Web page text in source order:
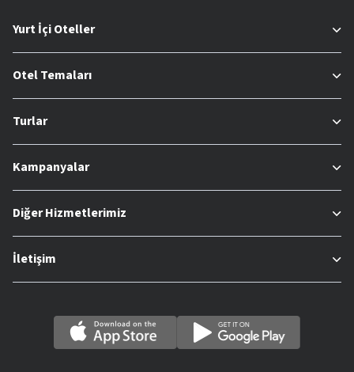
Yurt İçi Oteller
Otel Temaları
Turlar
Kampanyalar
Diğer Hizmetlerimiz
İletişim